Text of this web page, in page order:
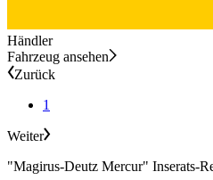
Händler
Fahrzeug ansehen
Zurück
1
Weiter
"Magirus-Deutz Mercur" Inserats-